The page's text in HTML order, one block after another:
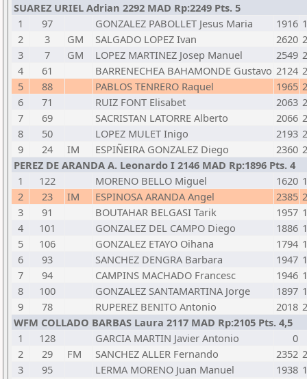
SUAREZ URIEL Adrian 2292 MAD Rp:2249 Pts. 5
1
97 GONZALEZ PABOLLET Jesus Maria 1916
2
3 GM SALGADO LOPEZ Ivan 2620
3
7 GM LOPEZ MARTINEZ Josep Manuel 2549
4
61 BARRENECHEA BAHAMONDE Gustavo 2124
5
88 PABLOS TENRERO Raquel 1965
6
71 RUIZ FONT Elisabet 2063
7
69 SACRISTAN LATORRE Alberto 2066
8
50 LOPEZ MULET Inigo 2193
9
24 IM ESPIÑEIRA GONZALEZ Diego 2360
PEREZ DE ARANDA A. Leonardo I 2146 MAD Rp:1896 Pts. 4
1
122 MORENO BELLO Miguel 1620
2
23 IM ESPINOSA ARANDA Angel 2385
3
91 BOUTAHAR BELGASI Tarik 1957
4
101 GONZALEZ DEL CAMPO Diego 1886
5
106 GONZALEZ ETAYO Oihana 1794
6
93 SANCHEZ DENGRA Barbara 1947
7
94 CAMPINS MACHADO Francesc 1946
8
100 GONZALEZ SANTAMARTINA Jorge 1897
9
78 RUPEREZ BENITO Antonio 2018
WFM COLLADO BARBAS Laura 2117 MAD Rp:2105 Pts. 4,5
1
128 GARCIA MARTIN Javier Antonio
0
2
29 FM SANCHEZ ALLER Fernando 2352
3
95 LERMA MORENO Juan Manuel 1938